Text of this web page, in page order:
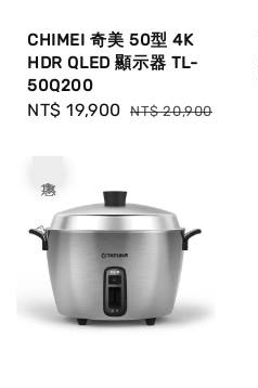
CHIMEI 奇美 50型 4K
HDR QLED 顯示器 TL-
50Q200
Sale
NT$ 19,900 Regular
NT$ 20,900